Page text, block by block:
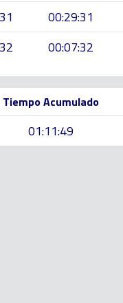
00:29:31
00:07:32
Tiempo Acumulado
01:11:49